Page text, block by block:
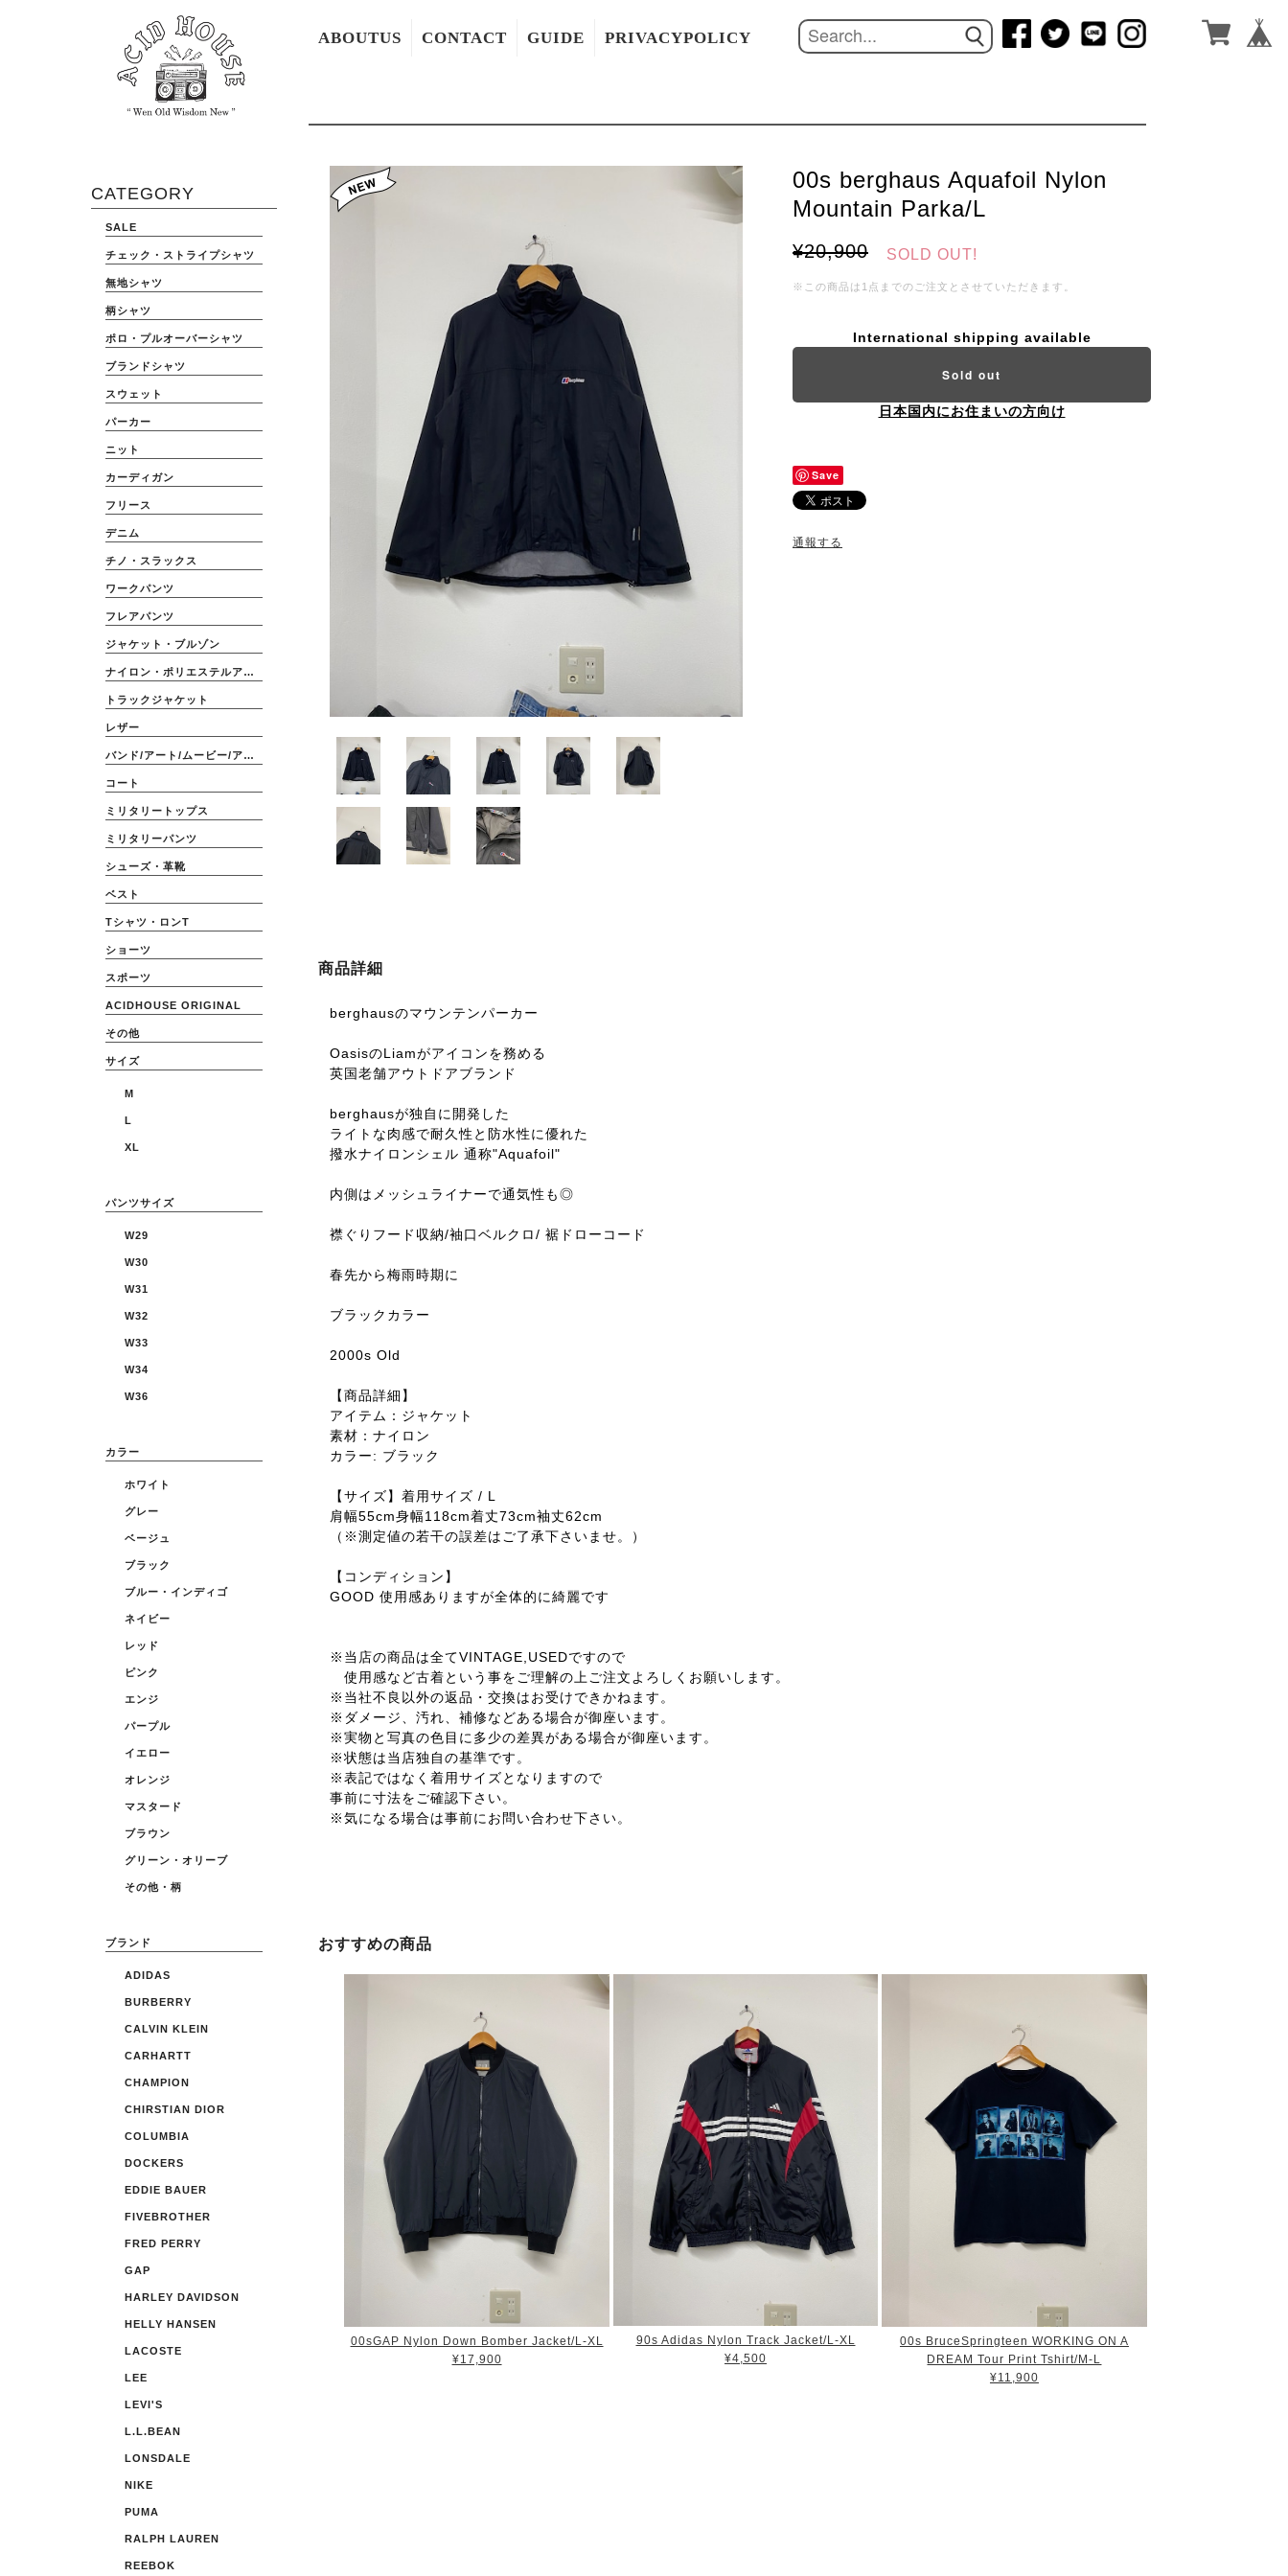
CATEGORY
SALE
チェック・ストライプシャツ
無地シャツ
柄シャツ
ポロ・プルオーバーシャツ
ブランドシャツ
スウェット
パーカー
ニット
カーディガン
フリース
デニム
チノ・スラックス
ワークパンツ
フレアパンツ
ジャケット・ブルゾン
ナイロン・ポリエステルアウター
トラックジャケット
レザー
バンド/アート/ムービー/アニメ
コート
ミリタリートップス
ミリタリーパンツ
シューズ・革靴
ベスト
Tシャツ・ロンT
ショーツ
スポーツ
ACIDHOUSE ORIGINAL
その他
サイズ
M
L
XL
パンツサイズ
W29
W30
W31
W32
W33
W34
W36
カラー
ホワイト
グレー
ベージュ
ブラック
ブルー・インディゴ
ネイビー
レッド
ピンク
エンジ
パープル
イエロー
オレンジ
マスタード
ブラウン
グリーン・オリーブ
その他・柄
ブランド
ADIDAS
BURBERRY
CALVIN KLEIN
CARHARTT
CHAMPION
CHIRSTIAN DIOR
COLUMBIA
DOCKERS
EDDIE BAUER
FIVEBROTHER
FRED PERRY
GAP
HARLEY DAVIDSON
HELLY HANSEN
LACOSTE
LEE
LEVI'S
L.L.BEAN
LONSDALE
NIKE
PUMA
RALPH LAUREN
REEBOK
ABOUTUS CONTACT GUIDE PRIVACYPOLICY
00s berghaus Aquafoil Nylon
Mountain Parka/L
¥20,900 SOLD OUT!
※この商品は1点までのご注文とさせていただきます。
International shipping available
Sold out
日本国内にお住まいの方向け
Save
通報する
商品詳細
berghausのマウンテンパーカー
OasisのLiamがアイコンを務める
英国老舗アウトドアブランド
berghausが独自に開発した
ライトな肉感で耐久性と防水性に優れた
撥水ナイロンシェル 通称"Aquafoil"
内側はメッシュライナーで通気性も◎
襟ぐりフード収納/袖口ベルクロ/ 裾ドローコード
春先から梅雨時期に
ブラックカラー
2000s Old
【商品詳細】
アイテム：ジャケット
素材：ナイロン
カラー: ブラック
【サイズ】着用サイズ / L
肩幅55cm身幅118cm着丈73cm袖丈62cm
（※測定値の若干の誤差はご了承下さいませ。）
【コンディション】
GOOD 使用感ありますが全体的に綺麗です
※当店の商品は全てVINTAGE,USEDですので
使用感など古着という事をご理解の上ご注文よろしくお願いします。
※当社不良以外の返品・交換はお受けできかねます。
※ダメージ、汚れ、補修などある場合が御座います。
※実物と写真の色目に多少の差異がある場合が御座います。
※状態は当店独自の基準です。
※表記ではなく着用サイズとなりますので
事前に寸法をご確認下さい。
※気になる場合は事前にお問い合わせ下さい。
おすすめの商品
00sGAP Nylon Down Bomber Jacket/L-XL
¥17,900
90s Adidas Nylon Track Jacket/L-XL
¥4,500
00s BruceSpringteen WORKING ON A
DREAM Tour Print Tshirt/M-L
¥11,900